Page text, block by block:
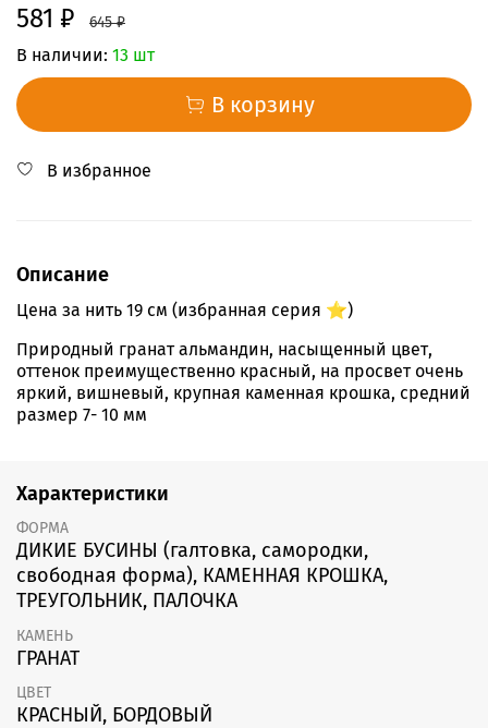
581 ₽ 645 ₽
В наличии: 13 шт
В корзину
В избранное
Описание
Цена за нить 19 см (избранная серия ⭐️)
Природный гранат альмандин, насыщенный цвет,
оттенок преимущественно красный, на просвет очень
яркий, вишневый, крупная каменная крошка, средний
размер 7- 10 мм
Характеристики
ФОРМА
ДИКИЕ БУСИНЫ (галтовка, самородки,
свободная форма), КАМЕННАЯ КРОШКА,
ТРЕУГОЛЬНИК, ПАЛОЧКА
КАМЕНЬ
ГРАНАТ
ЦВЕТ
КРАСНЫЙ, БОРДОВЫЙ